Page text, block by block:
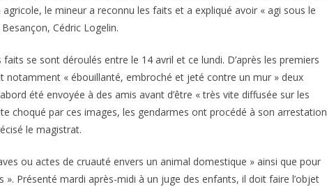
le mineur a reconnu les faits et a expliqué avoir « agi sous le
Cédric Logelin.
se sont déroulés entre le 14 avril et ce lundi. D’après les premiers
notamment « ébouillanté, embroché et jeté contre un mur » deux
été envoyée à des amis avant d’être « très vite diffusée sur les
choqué par ces images, les gendarmes ont procédé à son arrestation
le magistrat.
ou actes de cruauté envers un animal domestique » ainsi que pour
». Présenté mardi après-midi à un juge des enfants, il doit faire l’objet